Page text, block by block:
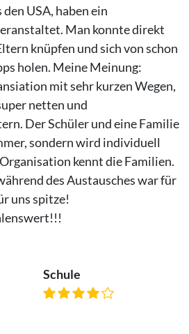
USA, haben ein
Man konnte direkt
knüpfen und sich von schon
holen. Meine Meinung:
mit sehr kurzen Wegen,
netten und
Der Schüler und eine Familie
sondern wird individuell
kennt die Familien.
des Austausches war für
uns spitze!
Schule